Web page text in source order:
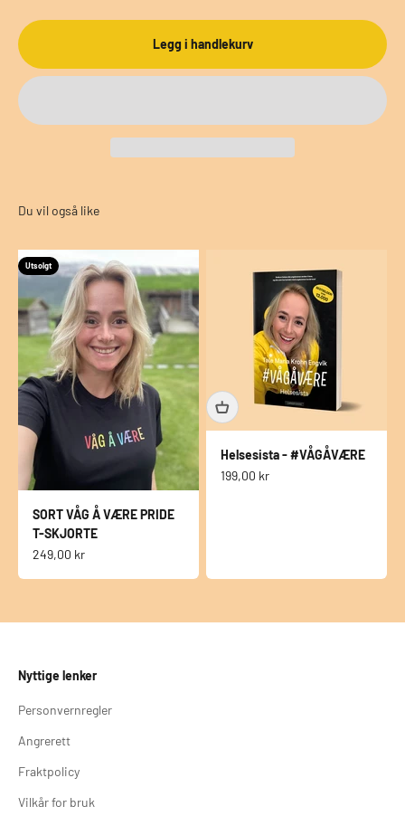
Legg i handlekurv
Utsolgt
SORT VÅG Å VÆRE PRIDE
T-SKJORTE
Salgspris
249,00 kr
Helsesista - #VÅGÅVÆRE
Salgspris
199,00 kr
Nyttige lenker
Personvernregler
Angrerett
Fraktpolicy
Vilkår for bruk